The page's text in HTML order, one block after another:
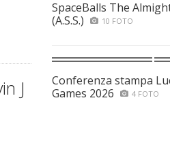
J
SpaceBalls The
(A.S.S.)
10 FOTO
Conferenza stampa
Games 2026
4 FOTO